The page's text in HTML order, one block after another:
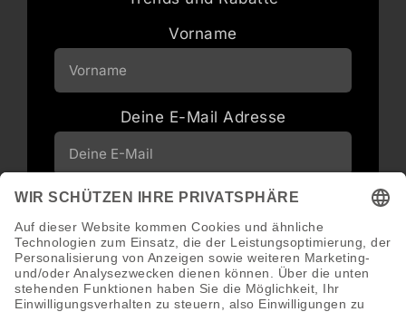
Vorname
Deine E-Mail Adresse
Neuigkeiten und Angebote via E-Mail
erhalten
Abonnieren
Abmeldung jederzeit möglich.